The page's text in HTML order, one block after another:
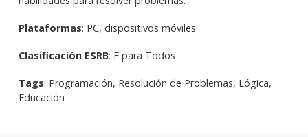
Plataformas: PC, dispositivos móviles
Clasificación ESRB: E para Todos
Tags: Programación, Resolución de Problemas, Lógica,
Educación